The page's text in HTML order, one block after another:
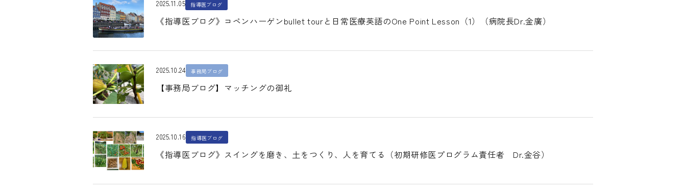
2025.11.05 指導医ブログ
《指導医ブログ》コペンハーゲンbullet tourと日常医療英語のOne Point Lesson（1）（病院長Dr.金廣）
2025.10.24 事務局ブログ
【事務局ブログ】マッチングの御礼
2025.10.16 指導医ブログ
《指導医ブログ》スイングを磨き、土をつくり、人を育てる（初期研修医プログラム責任者 Dr.金谷）